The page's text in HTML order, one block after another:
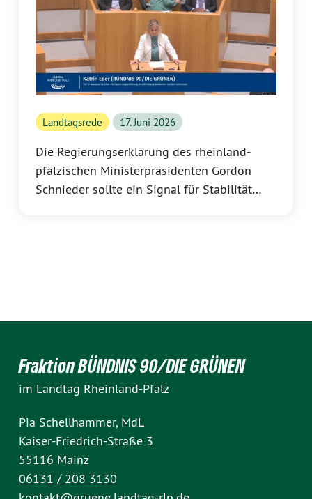
Landtagsrede 17. Juni 2026
Die Regierungserklärung des rheinland-
pfälzischen Ministerpräsidenten Gordon
Schnieder sollte ein Signal für Stabilität
Fraktion BÜNDNIS 90/DIE GRÜNEN
im Landtag Rheinland-Pfalz
Pia Schellhammer, MdL
Kaiser-Friedrich-Straße 3
55116 Mainz
06131 / 208 3130